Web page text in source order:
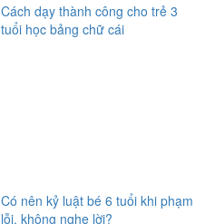
Cách dạy thành công cho trẻ 3
tuổi học bảng chữ cái
Có nên kỷ luật bé 6 tuổi khi phạm
lỗi, không nghe lời?